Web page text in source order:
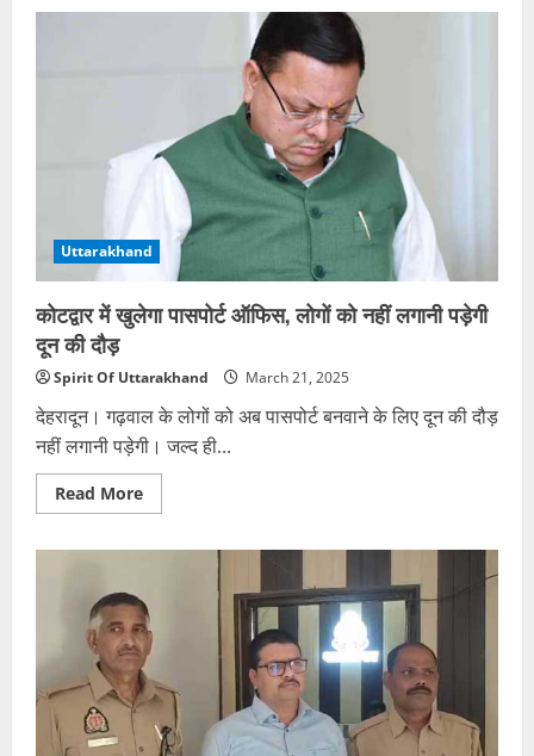
जारी…
अब
लगा
ताला
Uttarakhand
कोटद्वार में खुलेगा पासपोर्ट ऑफिस, लोगों को नहीं लगानी पड़ेगी
दून की दौड़
Spirit Of Uttarakhand March 21, 2025
देहरादून। गढ़वाल के लोगों को अब पासपोर्ट बनवाने के लिए दून की दौड़
नहीं लगानी पड़ेगी। जल्द ही...
Read MoreRead
more
ऑफिस,
लोगों
को
नहीं
लगानी
पड़ेगी
दून
की
दौड़